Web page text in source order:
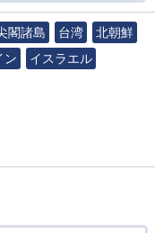
閣諸島 台湾
北朝鮮
ン
イスラエル